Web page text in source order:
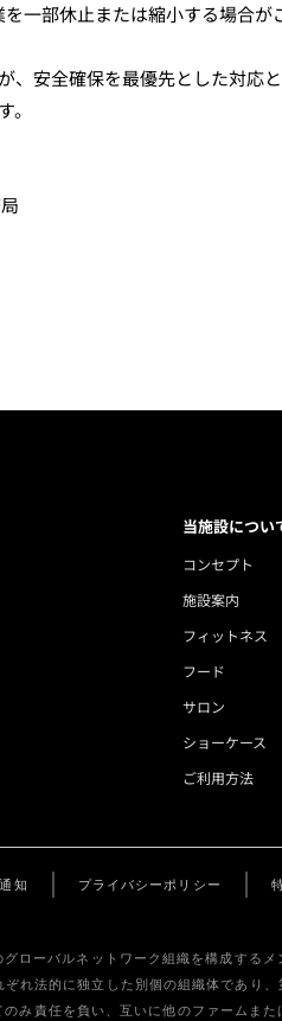
を一部休止または縮小する場合が
安全確保を最優先とした対応と
当施設につい
コンセプト
施設案内
フィットネス
フード
サロン
ショーケース
ご利用方法
知 プライバシーポリシー
バルネットワーク組織を構成するメ
れ法的に独立した別個の組織体であり
み責任を負い、互いに他のファームま